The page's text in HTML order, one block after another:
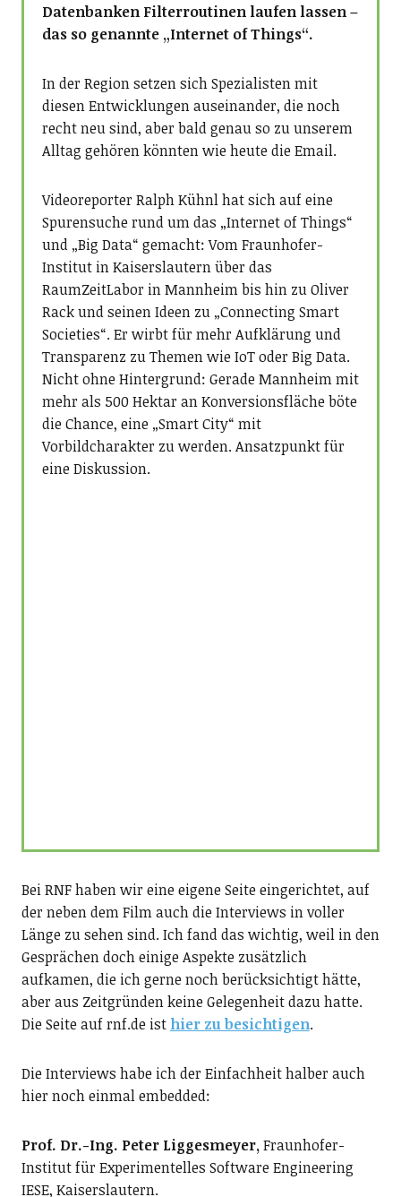
Datenbanken Filterroutinen laufen lassen –
das so genannte „Internet of Things“.
In der Region setzen sich Spezialisten mit
diesen Entwicklungen auseinander, die noch
recht neu sind, aber bald genau so zu unserem
Alltag gehören könnten wie heute die Email.
Videoreporter Ralph Kühnl hat sich auf eine
Spurensuche rund um das „Internet of Things“
und „Big Data“ gemacht: Vom Fraunhofer-
Institut in Kaiserslautern über das
RaumZeitLabor in Mannheim bis hin zu Oliver
Rack und seinen Ideen zu „Connecting Smart
Societies“. Er wirbt für mehr Aufklärung und
Transparenz zu Themen wie IoT oder Big Data.
Nicht ohne Hintergrund: Gerade Mannheim mit
mehr als 500 Hektar an Konversionsfläche böte
die Chance, eine „Smart City“ mit
Vorbildcharakter zu werden. Ansatzpunkt für
eine Diskussion.
Bei RNF haben wir eine eigene Seite eingerichtet, auf
der neben dem Film auch die Interviews in voller
Länge zu sehen sind. Ich fand das wichtig, weil in den
Gesprächen doch einige Aspekte zusätzlich
aufkamen, die ich gerne noch berücksichtigt hätte,
aber aus Zeitgründen keine Gelegenheit dazu hatte.
Die Seite auf rnf.de ist hier zu besichtigen.
Die Interviews habe ich der Einfachheit halber auch
hier noch einmal embedded:
Prof. Dr.-Ing. Peter Liggesmeyer,Fraunhofer-
Institut für Experimentelles Software Engineering
IESE, Kaiserslautern.